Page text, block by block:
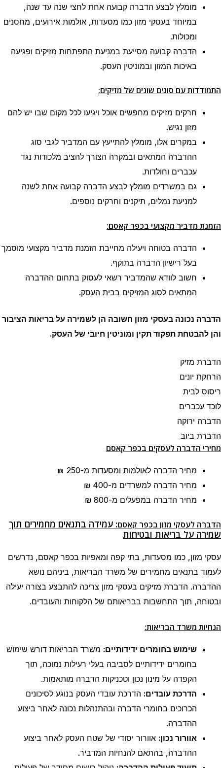
מומלץ לבצע הדברה קבועה אחת לחצי שנה עד שנה,
במיוחד בעסקי מזון כמו מסעדות, אולמות אירועים, מחסנים
ומכולות.
הדברה קבועה מסייעת במניעת התפתחות מזיקים ופגיעה
באיכות המזון ובמוניטין העסק.
התמודדות עם סוגים שונים של מזיקים:
חרקים מזיקים מחפשים אוכל ויגיעו לכל מקום שבו יש להם
מזון נגיש.
במקרים אלו, מומלץ להתייעץ עם המדביר לגבי סוג
ההדברה המתאים ובמקרה הצורך להציב מלכודות נגד
עכברים וחולדות.
גם במשרדים מומלץ לבצע הדברה קבועה אחת לשנה
למניעת נמלים, תיקנים וחרקים נוספים.
הזמנת מדביר מקצועי בכפר קאסם:
הדברה בטוחה ויעילה מחייבת הזמנת מדביר מקצועי מוסמך
בעל רישיון הדברה בתוקף.
חשוב לוודא שהמדביר רשאי לעסוק בתחום ההדברה
המתאים לסוג המזיקים בבית העסק.
הדברה נכונה בעסקי מזון חשובה הן לשמירה על בריאות הציבור
והן להבטחת תפקוד תקין ומוניטין חיובי של העסק.
הדברת מזיק
הרחקת יונים
ריסוס לבית
לוכד עכברים
הדברה ירוקה
הדברת ביוב
מחירי הדברה לעסקים בכפר קאסם
מחיר הדברה לאולמות ומסעדות מ-250 ₪
מחיר הדברה למשרדים מ-400 ₪
מחיר הדברה במפעלים מ-800 ₪
הדברה לעסקי מזון בכפר קאסם: עמידה בתנאים מחמירים תוך
שמירה על בריאות ובטיחות
עסקי מזון, כמו מסעדות, בתי קפה ומאפיות בכפר קאסם, נדרשים
לעמוד בתנאים מחמירים של משרד הבריאות, ביניהם נושא
ההדברה. הדברת מזיקים בעסקי מזון צריכה להתבצע בצורה יעילה
ובטוחה, תוך התחשבות בבריאותם של הלקוחות והעובדים.
הנחיות משרד הבריאות:
שימוש בחומרים ידידותיים: משרד הבריאות דורש שימוש
בחומרים ידידותיים לסביבה בעלי רעילות נמוכה, תוך
הקפדה על מינון נכון וטכניקות הדברה מותאמות.
הדרכת עובדים: הדרכת עובדי העסק בנוגע לסיכונים
הכרוכים בחומרי הדברה ובהתנהלות נכונה לאחר ביצוע
ההדברה.
אוורור נכון: אוורור יסודי של שטח העסק לאחר ביצוע
ההדברה, בהתאם להנחיות המדביר.